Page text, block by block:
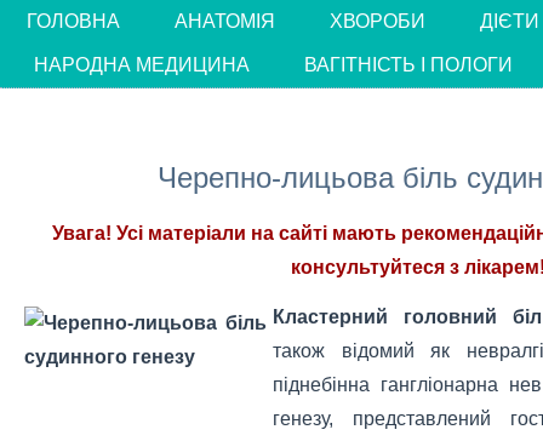
ГОЛОВНА АНАТОМІЯ ХВОРОБИ ДІЄТИ
НАРОДНА МЕДИЦИНА ВАГІТНІСТЬ І ПОЛОГИ
Черепно-лицьова біль
Увага! Усі матеріали на сайті мають
консультуйтеся з
Кластерний головний
також відомий як
піднебінна гангліонарна
генезу, представлений